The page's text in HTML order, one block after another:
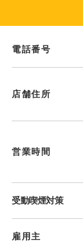
電話番号
店舗住所
営業時間
受動喫煙対策
雇用主